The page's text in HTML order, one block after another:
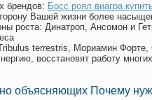
брендов: Босс роял виагра
Вашей жизни более
роста: Динатроп, Ансомон и
terrestris, Мориамин Форте,
восстановят работу
объясняющих Почему